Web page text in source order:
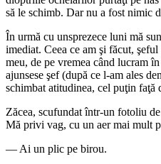
să le schimb. Dar nu a fost nimic
În urmă cu unsprezece luni mă
imediat. Ceea ce am şi făcut,
meu, de pe vremea când lucram
ajunsese şef (după ce l-am ales
schimbat atitudinea, cel puţin faţă
Zăcea, scufundat într-un fotoliu
Mă privi vag, cu un aer mai mult
— Ai un plic pe birou.